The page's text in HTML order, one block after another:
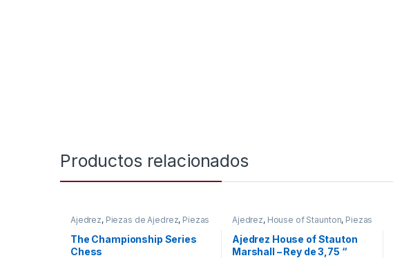
Productos relacionados
Ajedrez, Piezas de Ajedrez, Piezas
de Ajedrez Madera
The Championship Series
Chess
Ajedrez, House of Staunton, Piezas
de Ajedrez
Plástico
Ajedrez House of Stauton
Marshall – Rey de 3,75 “